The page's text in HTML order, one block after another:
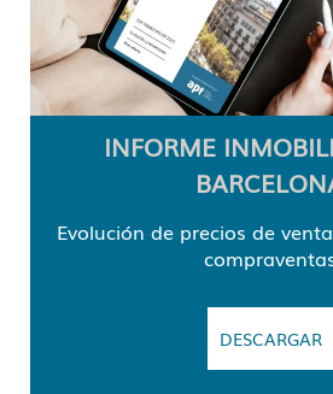
INFORME
Evolución de precios de
DESCARGAR